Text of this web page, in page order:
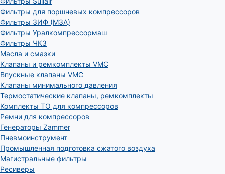
Фильтры для поршневых компрессоров
Фильтры ЗИФ (МЗА)
Фильтры Уралкомпрессормаш
Фильтры ЧКЗ
Масла и смазки
Клапаны и ремкомплекты VMC
Впускные клапаны VMC
Клапаны минимального давления
Термостатические клапаны, ремкомплекты
Комплекты ТО для компрессоров
Ремни для компрессоров
Генераторы Zammer
Пневмоинструмент
Промышленная подготовка сжатого воздуха
Магистральные фильтры
Ресиверы